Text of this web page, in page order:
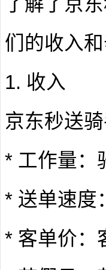
们的收入和
1. 收入
京东秒送
* 工作量：
* 送单速度
* 客单价：